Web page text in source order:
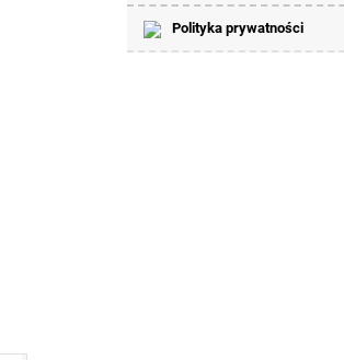
Polityka prywatności